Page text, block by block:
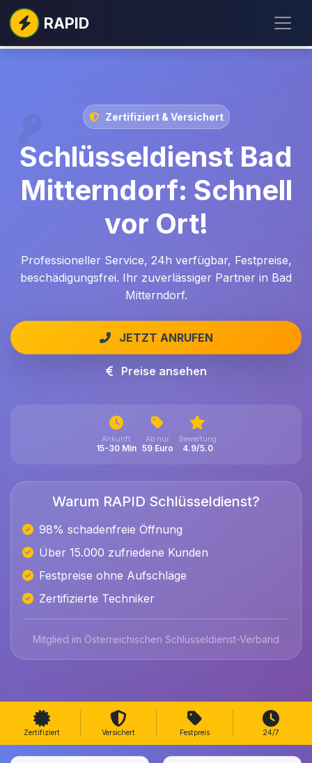
RAPID
Zertifiziert & Versichert
Schlüsseldienst Bad
Mitterndorf: Schnell
vor Ort!
Professioneller Service, 24h verfügbar, Festpreise,
beschädigungsfrei. Ihr zuverlässiger Partner in Bad
Mitterndorf.
JETZT ANRUFEN
Preise ansehen
Ankunft
15-30 Min
Ab nur
59 Euro
Bewertung
4.9/5.0
Warum RAPID Schlüsseldienst?
98% schadenfreie Öffnung
Über 15.000 zufriedene Kunden
Festpreise ohne Aufschläge
Zertifizierte Techniker
Mitglied im Österreichischen Schlüsseldienst-Verband
Zertifiziert Versichert Festpreis 24/7